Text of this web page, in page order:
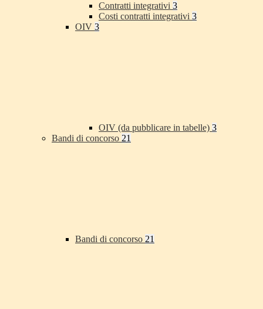
Contratti integrativi 3
Costi contratti integrativi 3
OIV 3
OIV (da pubblicare in tabelle) 3
Bandi di concorso 21
Bandi di concorso 21